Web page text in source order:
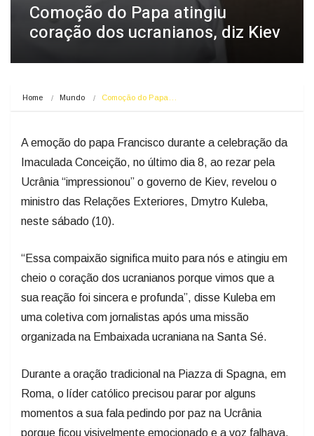
Comoção do Papa atingiu
coração dos ucranianos, diz Kiev
Home Mundo Comoção do Papa…
A emoção do papa Francisco durante a celebração da
Imaculada Conceição, no último dia 8, ao rezar pela
Ucrânia “impressionou” o governo de Kiev, revelou o
ministro das Relações Exteriores, Dmytro Kuleba,
neste sábado (10).
“Essa compaixão significa muito para nós e atingiu em
cheio o coração dos ucranianos porque vimos que a
sua reação foi sincera e profunda”, disse Kuleba em
uma coletiva com jornalistas após uma missão
organizada na Embaixada ucraniana na Santa Sé.
Durante a oração tradicional na Piazza di Spagna, em
Roma, o líder católico precisou parar por alguns
momentos a sua fala pedindo por paz na Ucrânia
porque ficou visivelmente emocionado e a voz falhava.